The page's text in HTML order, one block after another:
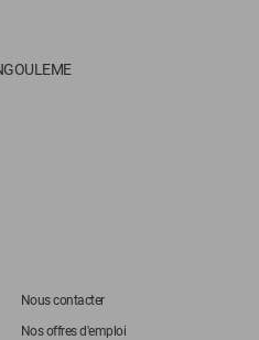
Nous contacter
Nos offres d'emploi